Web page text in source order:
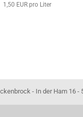
1,50 EUR pro Liter
16 - 52525